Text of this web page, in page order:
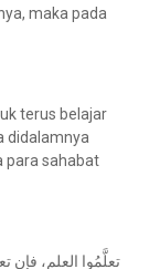
maka pada
terus belajar
didalamnya
para sahabat